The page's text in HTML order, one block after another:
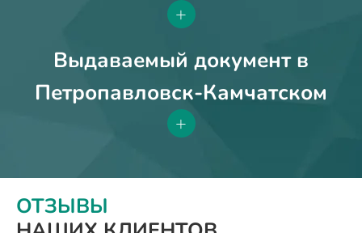
+
Выдаваемый документ в
Петропавловск-Камчатском
+
ОТЗЫВЫ